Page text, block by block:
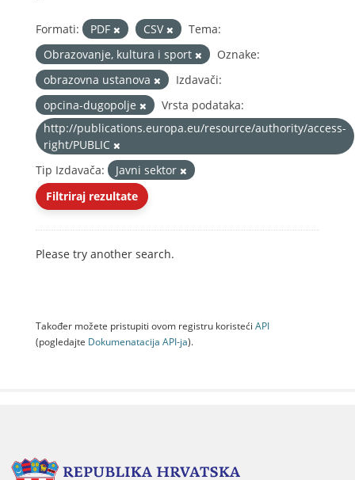
Formati: PDF CSV
Tema:
Obrazovanje, kultura i sport
Oznake:
obrazovna ustanova
Izdavači:
opcina-dugopolje
Vrsta podataka:
http://publications.europa.eu/resource/authority/access-
right/PUBLIC
Tip Izdavača:
Javni sektor
Filtriraj rezultate
Please try another search.
Također možete pristupiti ovom registru koristeći API
(pogledajte Dokumenаtаcijа API-jа).